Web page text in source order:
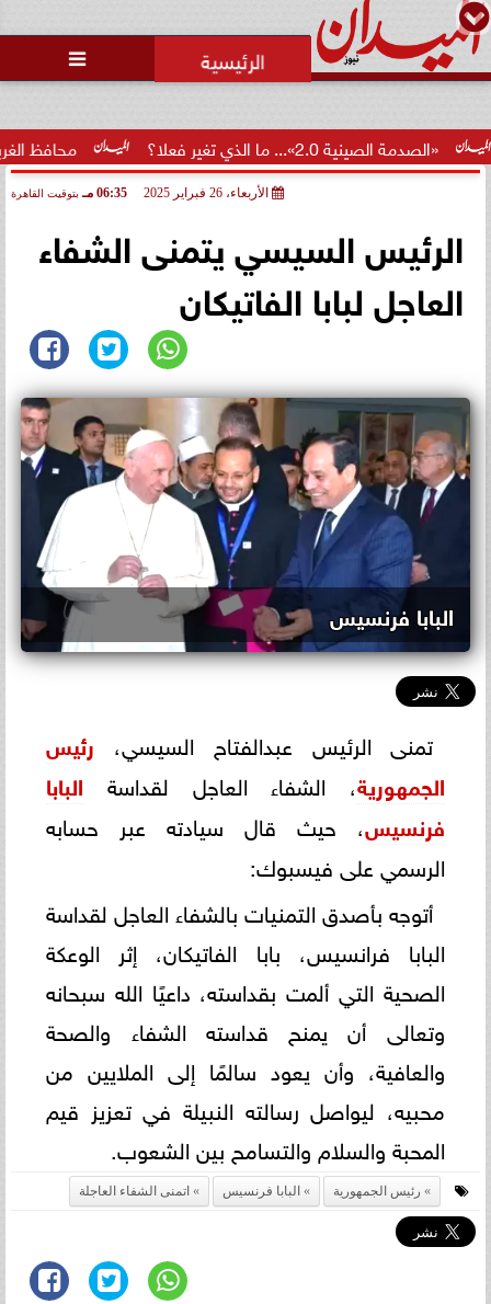

محافظ الغربية يكرم 100 من أوائل الجمهورية والمحافظة ويؤكد: الاستثمار... 2.0»... ما الذي تغير فعلا؟
الأربعاء، 26 فبراير 2025 06:35 مـ بتوقيت القاهرة
الرئيس السيسي يتمنى الشفاء
العاجل لبابا الفاتيكان
البابا فرنسيس
تمنى الرئيس عبدالفتاح السيسي، رئيس
الجمهورية، الشفاء العاجل لقداسة البابا
فرنسيس، حيث قال سيادته عبر حسابه
الرسمي على فيسبوك:
أتوجه بأصدق التمنيات بالشفاء العاجل لقداسة
البابا فرانسيس، بابا الفاتيكان، إثر الوعكة
الصحية التي ألمت بقداسته، داعيًا الله سبحانه
وتعالى أن يمنح قداسته الشفاء والصحة
والعافية، وأن يعود سالمًا إلى الملايين من
محبيه، ليواصل رسالته النبيلة في تعزيز قيم
المحبة والسلام والتسامح بين الشعوب.
رئيس الجمهورية البابا فرنسيس اتمنى الشفاء العاجلة